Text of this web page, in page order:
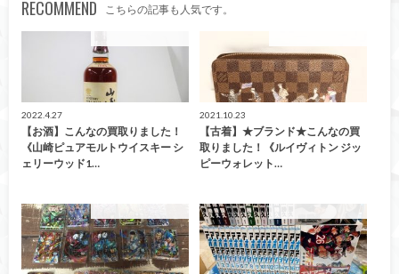
RECOMMEND こちらの記事も人気です。
2022.4.27
【お酒】こんなの買取りました！
《山崎ピュアモルトウイスキー シ
ェリーウッド1…
2021.10.23
【古着】★ブランド★こんなの買
取りました！《ルイヴィトン ジッ
ピーウォレット…